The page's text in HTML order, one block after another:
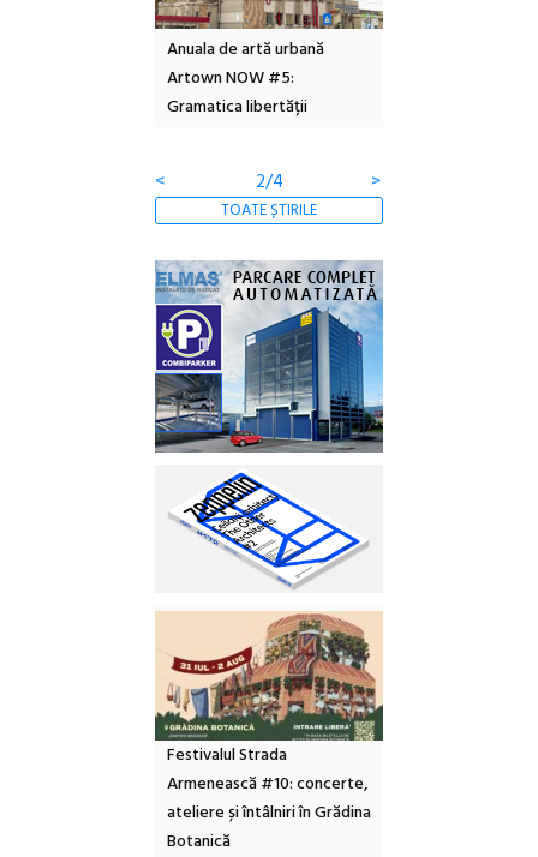
Anuala de artă urbană
Artown NOW #5:
Gramatica libertății
< 2/4 >
TOATE ȘTIRILE
Festivalul Strada
Armenească #10: concerte,
ateliere și întâlniri în Grădina
Botanică